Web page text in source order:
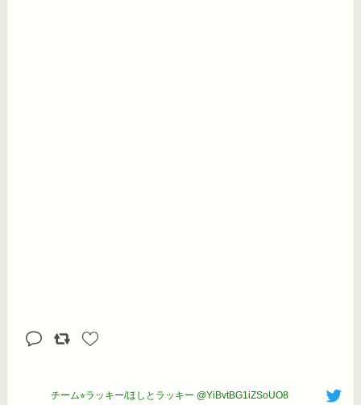
チーム⭐︎ラッキー/ほしとラッキー @YiBvtBG1iZSoUO8